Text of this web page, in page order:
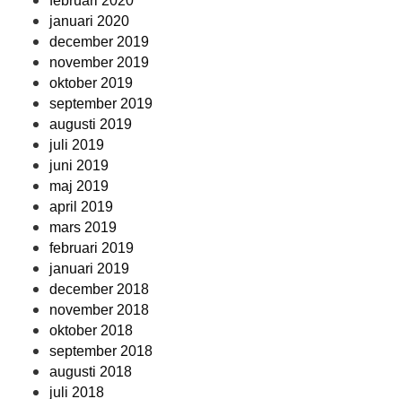
januari 2020
december 2019
november 2019
oktober 2019
september 2019
augusti 2019
juli 2019
juni 2019
maj 2019
april 2019
mars 2019
februari 2019
januari 2019
december 2018
november 2018
oktober 2018
september 2018
augusti 2018
juli 2018